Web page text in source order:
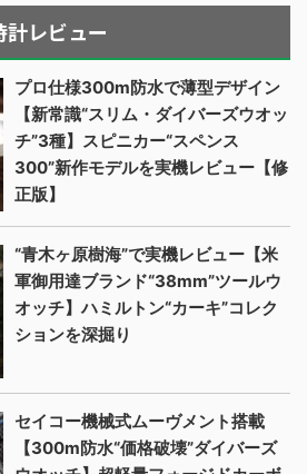
レビュー
プロ仕様300m防水で薄型デザイン
【新常識“スリム・ダイバーズウオッ
チ”3種】スピニカー“スペンス
300”新作モデルを実機レビュー【修
正版】
“青木ヶ原樹海”で実機レビュー【米
軍御用達ブランド“38mm”ツールウ
オッチ】ハミルトン“カーキ”コレク
ションを深掘り
セイコー機械式ムーヴメント搭載
【300m防水“価格破壊”ダイバーズ